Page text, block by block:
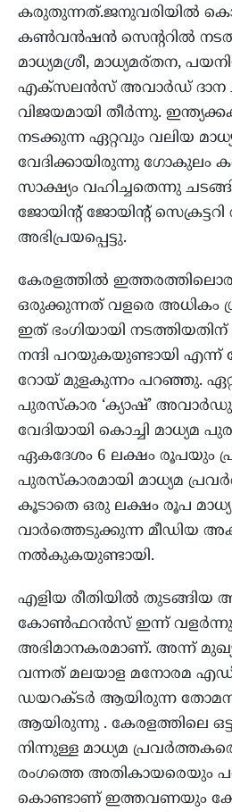
കരുതുന്നത്.ജനുവരിയില്‍
കണ്‍വന്‍ഷന്‍ സെന്ററില്‍
മാധ്യമശ്രീ, മാധ്യമര്തന,
എക്സലന്‍സ് അവാര്‍ഡ് ദാന
വിജയമായി തീര്‍ന്നു.
നടക്കുന്ന ഏറ്റവും വലിയ
വേദിക്കായിരുന്നു
സാക്ഷ്യം വഹിച്ചതെന്നു
ജോയിന്റ് ജോയിന്റ്
അഭിപ്രയപ്പെട്ടു.
കേരളത്തില്‍
ഒരുക്കുന്നത് വളരെ അധികം
ഇത് ഭംഗിയായി നടത്തിയതിന്
നന്ദി പറയുകയുണ്ടായി എന്ന്
റോയ് മുളകുന്നം പറഞ്ഞു.
പുരസ്‌കാര ‘ക്യാഷ്’
വേദിയായി കൊച്ചി മാധ്യമ
ഏകദേശം 6 ലക്ഷം രൂപയും
പുരസ്‌കാരമായി മാധ്യമ
കൂടാതെ ഒരു ലക്ഷം രൂപ
വാര്‍ത്തെടുക്കുന്ന മീഡിയ
നല്‍കുകയുണ്ടായി.
എളിയ രീതിയില്‍ തുടങ്ങിയ
കോണ്‍ഫറന്‍സ് ഇന്ന് വളര്‍ന്നു
അഭിമാനകരമാണ്. അന്ന് മുഖ്യ
വന്നത് മലയാള മനോരമ
ഡയറക്ടര്‍ ആയിരുന്ന
ആയിരുന്നു . കേരളത്തിലെ
നിന്നുള്ള മാധ്യമ
രംഗത്തെ അതികായരെയും
കൊണ്ടാണ് ഇത്തവണയും